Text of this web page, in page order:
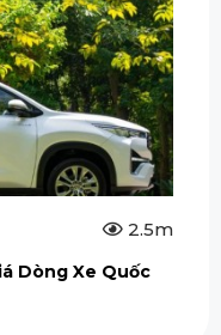
2.5m
Dòng Xe Quốc